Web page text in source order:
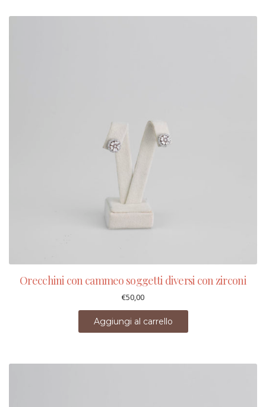
Orecchini con cammeo soggetti diversi con zirconi
€50,00
Aggiungi al carrello